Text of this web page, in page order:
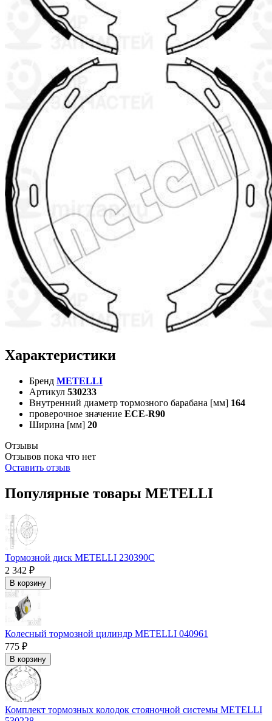
Характеристики
Бренд METELLI
Артикул 530233
Внутренний диаметр тормозного барабана [мм] 164
проверочное значение ECE-R90
Ширина [мм] 20
Отзывы
Отзывов пока что нет
Оставить отзыв
Популярные товары METELLI
Тормозной диск METELLI 230390C
2 342 ₽
В корзину
Колесный тормозной цилиндр METELLI 040961
775 ₽
В корзину
Комплект тормозных колодок стояночной системы METELLI